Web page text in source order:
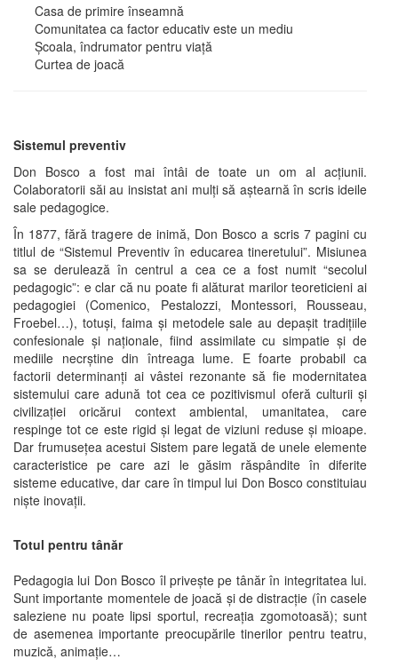
Casa de primire înseamnă
Comunitatea ca factor educativ este un mediu
Şcoala, îndrumator pentru viaţă
Curtea de joacă
Sistemul preventiv
Don Bosco a fost mai întâi de toate un om al acţiunii.
Colaboratorii săi au insistat ani mulţi să aştearnă în scris ideile
sale pedagogice.
În 1877, fără tragere de inimă, Don Bosco a scris 7 pagini cu
titlul de “Sistemul Preventiv în educarea tineretului”. Misiunea
sa se derulează în centrul a cea ce a fost numit “secolul
pedagogic”: e clar că nu poate fi alăturat marilor teoreticieni ai
pedagogiei (Comenico, Pestalozzi, Montessori, Rousseau,
Froebel…), totuşi, faima şi metodele sale au depaşit tradiţiile
confesionale şi naţionale, fiind assimilate cu simpatie şi de
mediile necrştine din întreaga lume. E foarte probabil ca
factorii determinanţi ai vâstei rezonante să fie modernitatea
sistemului care adună tot cea ce pozitivismul oferă culturii şi
civilizaţiei oricărui context ambiental, umanitatea, care
respinge tot ce este rigid şi legat de viziuni reduse şi mioape.
Dar frumuseţea acestui Sistem pare legată de unele elemente
caracteristice pe care azi le găsim răspândite în diferite
sisteme educative, dar care în timpul lui Don Bosco constituiau
nişte inovaţii.
Totul pentru tânăr
Pedagogia lui Don Bosco îl priveşte pe tânăr în integritatea lui.
Sunt importante momentele de joacă şi de distracţie (în casele
saleziene nu poate lipsi sportul, recreaţia zgomotoasă); sunt
de asemenea importante preocupările tinerilor pentru teatru,
muzică, animaţie…